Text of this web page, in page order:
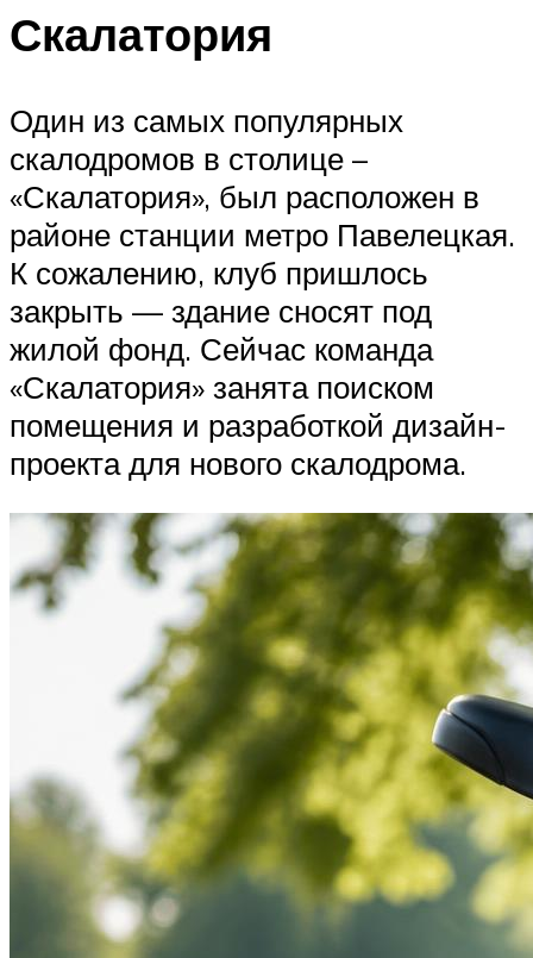
Скалатория
Один из самых популярных
скалодромов в столице –
«Скалатория», был расположен в
районе станции метро Павелецкая.
К сожалению, клуб пришлось
закрыть — здание сносят под
жилой фонд. Сейчас команда
«Скалатория» занята поиском
помещения и разработкой дизайн-
проекта для нового скалодрома.